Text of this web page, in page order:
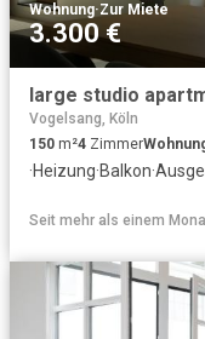
Wohnung·Zur Miete
3.300 €
large studio
Vogelsang, Köln
150 m²4 Zimmer
·Heizung·Balkon·
Seit mehr als einem